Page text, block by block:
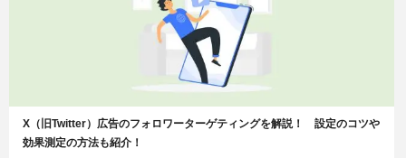
X（旧Twitter）広告のフォロワーターゲティングを解説！ 設定のコツや
効果測定の方法も紹介！